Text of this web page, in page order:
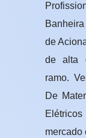
de
de alta
ramo.
De
mercado